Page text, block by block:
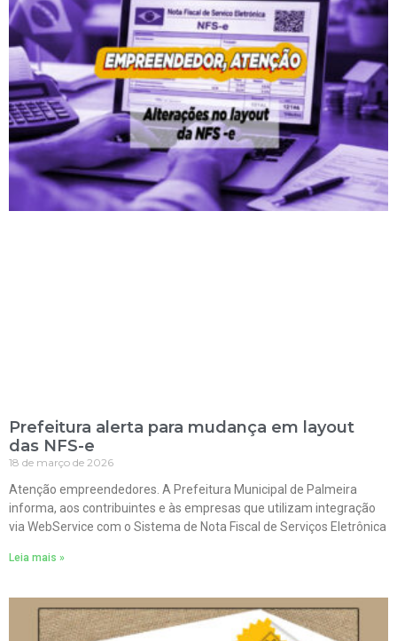
Prefeitura alerta para mudança em layout
das NFS-e
18 de março de 2026
Atenção empreendedores. A Prefeitura Municipal de Palmeira
informa, aos contribuintes e às empresas que utilizam integração
via WebService com o Sistema de Nota Fiscal de Serviços Eletrônica
Leia mais »